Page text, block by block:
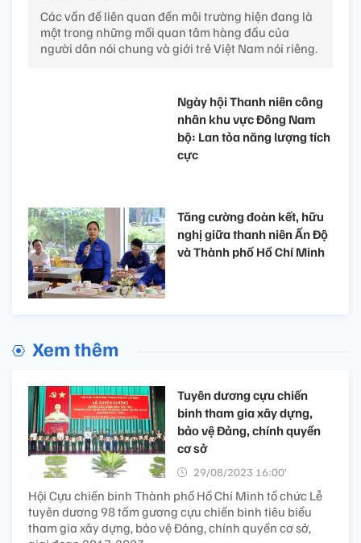
Các vấn đề liên quan đến môi trường hiện đang là
một trong những mối quan tâm hàng đầu của
người dân nói chung và giới trẻ Việt Nam nói riêng.
Ngày hội Thanh niên công
nhân khu vực Đông Nam
bộ: Lan tỏa năng lượng tích
cực
Tăng cường đoàn kết, hữu
nghị giữa thanh niên Ấn Độ
và Thành phố Hồ Chí Minh
Xem thêm
Tuyên dương cựu chiến
binh tham gia xây dựng,
bảo vệ Đảng, chính quyền
cơ sở
29/08/2023 16:00’
Hội Cựu chiến binh Thành phố Hồ Chí Minh tổ chức Lễ
tuyên dương 98 tấm gương cựu chiến binh tiêu biểu
tham gia xây dựng, bảo vệ Đảng, chính quyền cơ sở,